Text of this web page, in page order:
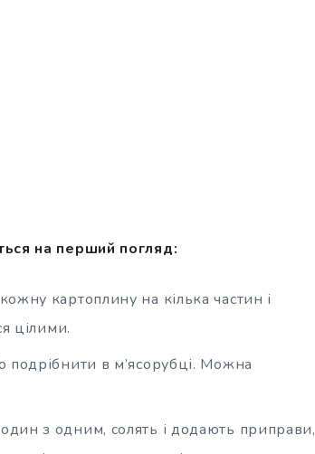
на перший погляд:
картоплину на кілька частин і
цілими.
подрібнити в м’ясорубці. Можна
з одним, солять і додають приправи,